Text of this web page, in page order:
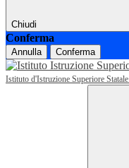
Chiudi
Conferma
Annulla Conferma
Istituto d'Istruzione Superiore Statale